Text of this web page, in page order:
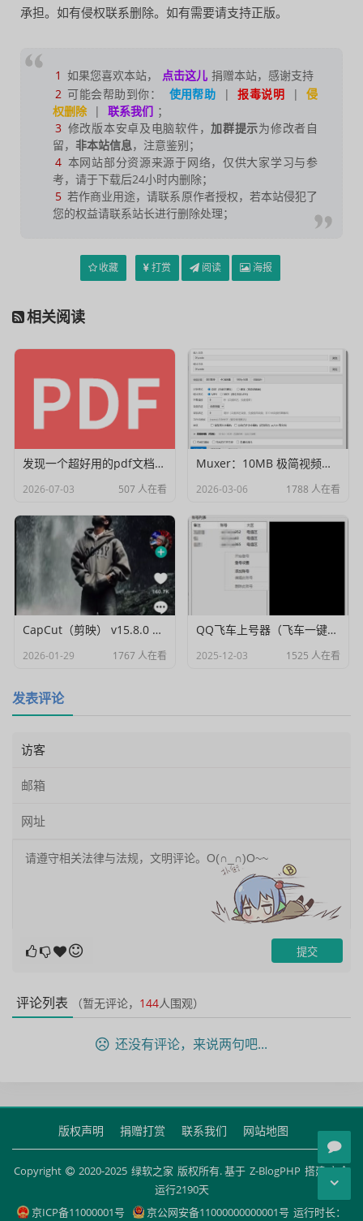
承担。如有侵权联系删除。如有需要请支持正版。
1 如果您喜欢本站， 点击这儿 捐赠本站，感谢支持
2 可能会帮助到你： 使用帮助 | 报毒说明 |
侵
权删除
| 联系我们 ；
3 修改版本安卓及电脑软件，加群提示为修改者自
留， 非本站信息，注意鉴别；
4 本网站部分资源来源于网络，仅供大家学习与参
考，请于下载后24小时内删除；
5 若作商业用途，请联系原作者授权，若本站侵犯了
您的权益请联系站长进行删除处理；
收藏 打赏 阅读 海报
相关阅读
发现一个超好用的pdf文档编辑器
2026-07-03 507 人在看
Muxer：10MB 极简视频字幕批量封装工具 (单文件/绿色版)
2026-03-06 1788 人在看
CapCut（剪映） v15.8.0 国际高级会员解锁破解版
2026-01-29 1767 人在看
QQ飞车上号器（飞车一键登号器）V1.0
2025-12-03 1525 人在看
发表评论
评论列表 （暂无评论， 144人围观）
还没有评论，来说两句吧...
版权声明 捐赠打赏 联系我们 网站地图
Copyright 2020-2025 绿软之家 版权所有. 基于 Z-BlogPHP 搭建 安全
运行2190天
京ICP备11000001号
京公网安备11000000000001号 运行时长：